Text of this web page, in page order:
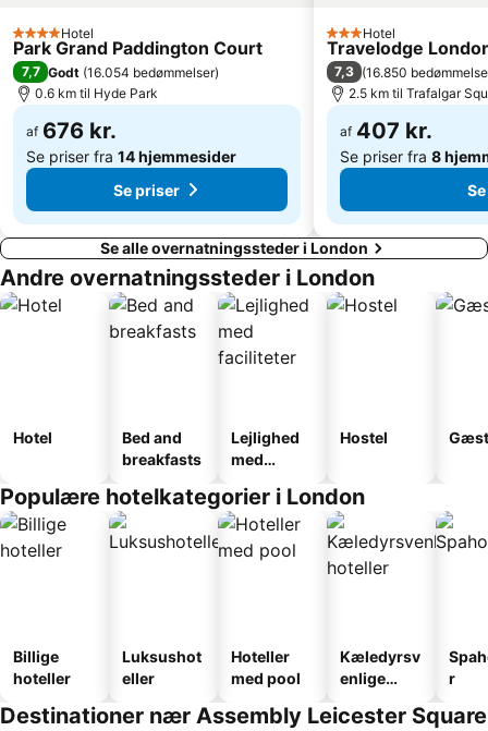
The London Eye
Euston Station
Buckingham Palace
Trafalgar Square
St Pancras Station
4 Stjerner
Hotel
Park Grand Paddington Court
7,7 Godt (16.054 bedømmelser)
0.6 km til Hyde Park
af 676 kr.
Se priser fra 14 hjemmesider
Se priser
3 Stjerner
Hotel
Travelodge
7,3 (16.850
2.5 km til Trafalgar
af 407 kr.
Se priser fra 8
Se alle overnatningssteder i London
Andre overnatningssteder i London
Hotel
Bed and
breakfasts
Lejlighed
med
Hostel
Populære hotelkategorier i London
Billige
hoteller
Luksushot
eller
Hoteller
med pool
Kæledyrsv
enlige
r
Destinationer nær Assembly Leicester Square